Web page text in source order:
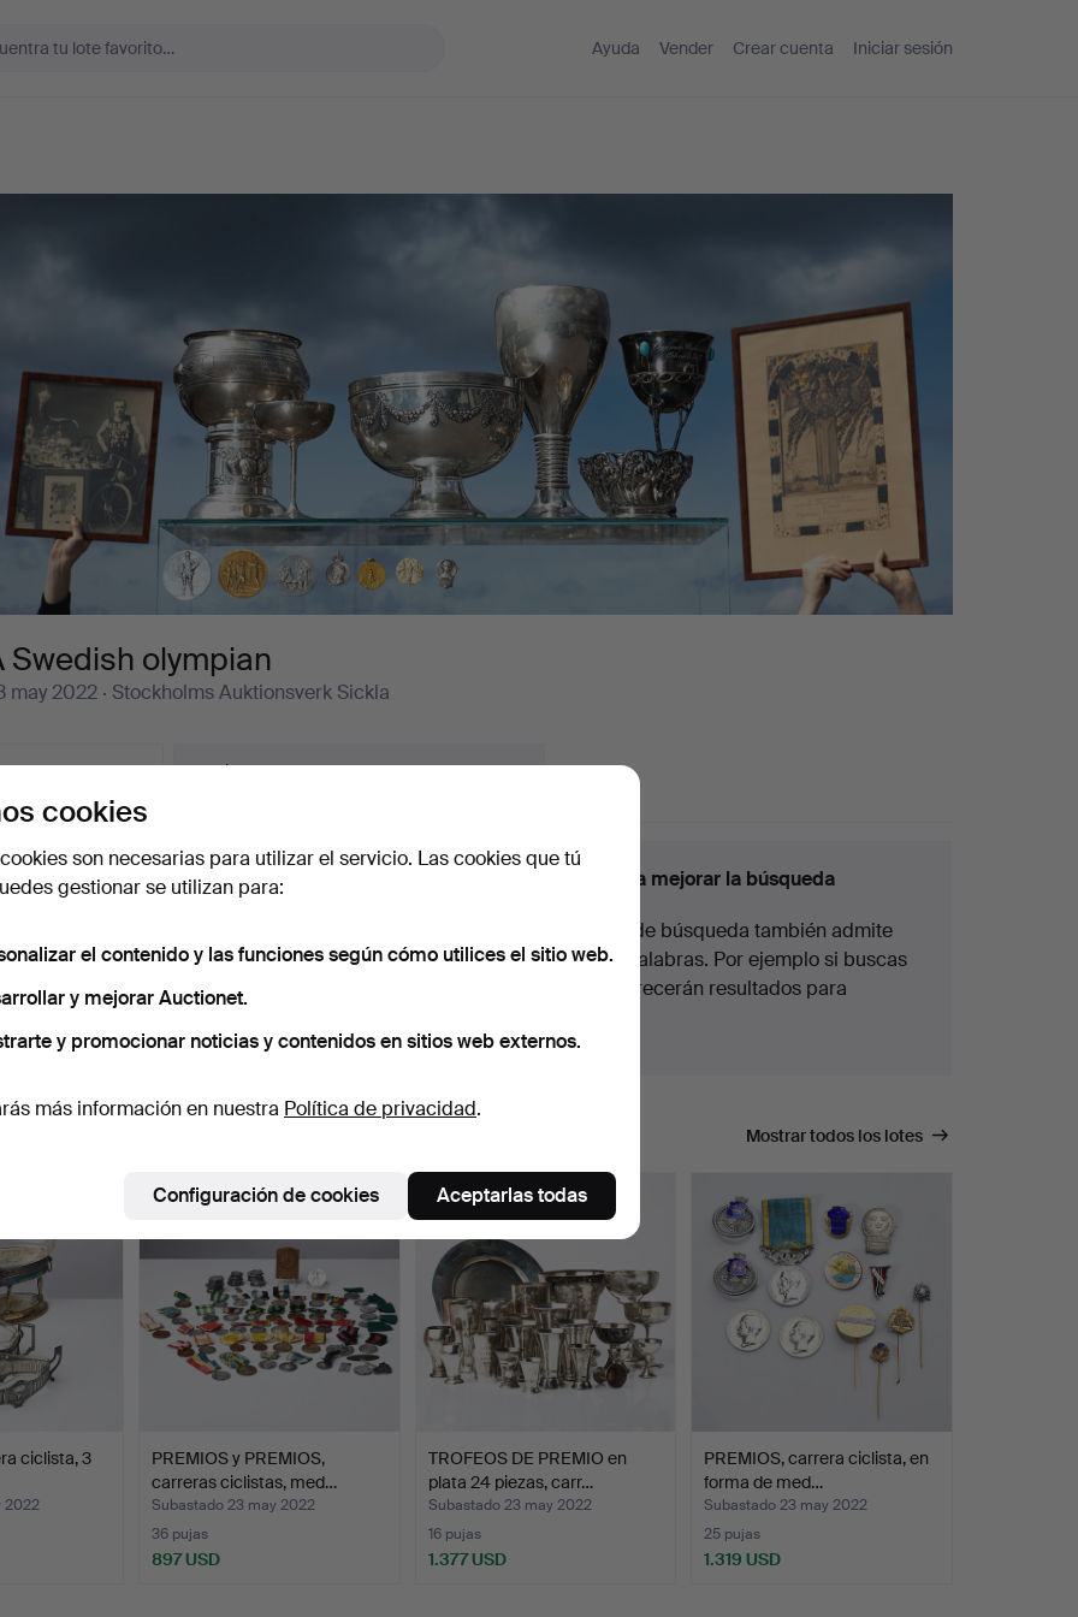
Ayuda Vender Crear cuenta Iniciar sesión
Swedish olympian
may 2022 · Stockholms Auktionsverk Sickla
Subastas en curso
Precios de remate
sentimos, no tenemos ningún lote que coincida
lo que estás buscando.
Consejos para mejorar la búsqueda
La función de búsqueda también admite
partes de palabras. Por ejemplo si buscas
te aparecerán resultados para
archivo que coinciden con tu búsqueda. Mostrar todos los lotes
ciclista, 3
2022
PREMIOS y PREMIOS,
carreras ciclistas, med…
Subastado 23 may 2022
36 pujas
897 USD
TROFEOS DE PREMIO en
plata 24 piezas, carr…
Subastado 23 may 2022
16 pujas
1.377 USD
PREMIOS, carrera ciclista, en
forma de med…
Subastado 23 may 2022
25 pujas
1.319 USD
cookies
son necesarias para utilizar el servicio. Las cookies que tú
gestionar se utilizan para:
el contenido y las funciones según cómo utilices el sitio web.
y mejorar Auctionet.
y promocionar noticias y contenidos en sitios web externos.
más información en nuestra Política de privacidad.
Configuración de cookies Aceptarlas todas